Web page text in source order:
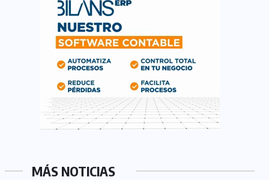
MÁS NOTICIAS